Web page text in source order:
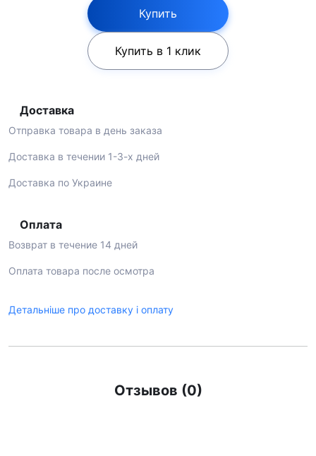
Купить
Купить в 1 клик
Доставка
Отправка товара в день заказа
Доставка в течении 1-3-х дней
Доставка по Украине
Оплата
Возврат в течение 14 дней
Оплата товара после осмотра
Детальніше про доставку і оплату
Отзывов (0)